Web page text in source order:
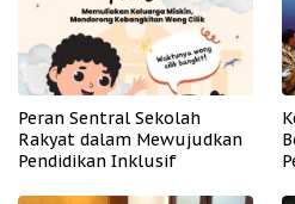
Peran Sentral Sekolah
Rakyat dalam Mewujudkan
Pendidikan Inklusif